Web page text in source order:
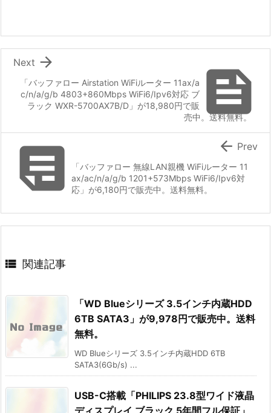

「バッファロー Airstation WiFiルーター 11ax/a
c/n/a/g/b 4803+860Mbps WiFi6/Ipv6対応 ブ
ラック WXR-5700AX7B/D」が18,980円で販
売中。送料無料。

Next
 「バッファロー 無線LAN親機 WiFiルーター 11
ax/ac/n/a/g/b 1201+573Mbps WiFi6/Ipv6対
応」が6,180円で販売中。送料無料。
 Prev
 関連記事
「WD Blueシリーズ 3.5インチ内蔵HDD
6TB SATA3」が9,978円で販売中。送料
無料。
WD Blueシリーズ 3.5インチ内蔵HDD 6TB
SATA3(6Gb/s) ...
USB-C搭載「PHILIPS 23.8型ワイド液晶